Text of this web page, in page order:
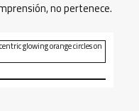
no pertenece.